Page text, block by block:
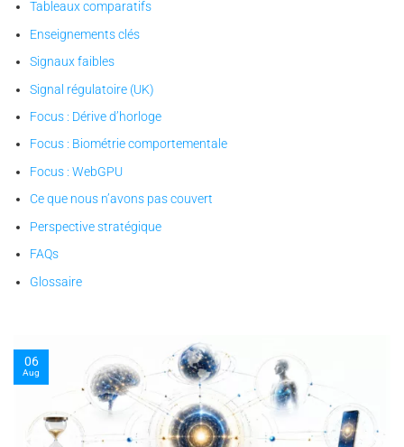
Tableaux comparatifs
Enseignements clés
Signaux faibles
Signal régulatoire (UK)
Focus : Dérive d’horloge
Focus : Biométrie comportementale
Focus : WebGPU
Ce que nous n’avons pas couvert
Perspective stratégique
FAQs
Glossaire
03
Oct